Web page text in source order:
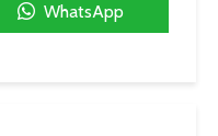
WhatsApp